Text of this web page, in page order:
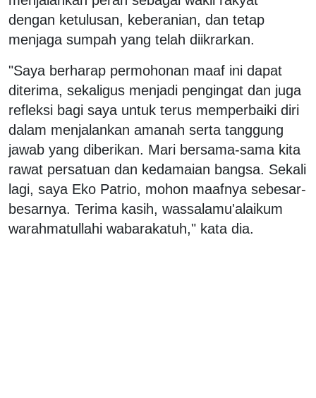
dengan ketulusan, keberanian, dan tetap
menjaga sumpah yang telah diikrarkan.
"Saya berharap permohonan maaf ini dapat
diterima, sekaligus menjadi pengingat dan juga
refleksi bagi saya untuk terus memperbaiki diri
dalam menjalankan amanah serta tanggung
jawab yang diberikan. Mari bersama-sama kita
rawat persatuan dan kedamaian bangsa. Sekali
lagi, saya Eko Patrio, mohon maafnya sebesar-
besarnya. Terima kasih, wassalamu'alaikum
warahmatullahi wabarakatuh," kata dia.